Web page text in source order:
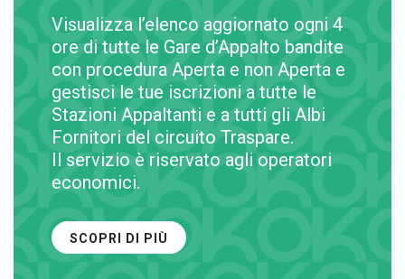
Visualizza l’elenco aggiornato ogni 4
ore di tutte le Gare d’Appalto bandite
con procedura Aperta e non Aperta e
gestisci le tue iscrizioni a tutte le
Stazioni Appaltanti e a tutti gli Albi
Fornitori del circuito Traspare.
Il servizio è riservato agli operatori
economici.
SCOPRI DI PIÙ